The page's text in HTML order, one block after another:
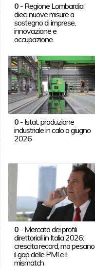
0- Regione Lombardia:
dieci nuove misure a
sostegno di imprese,
innovazione e
occupazione
0- Istat: produzione
industriale in calo a giugno
2026
0- Mercato dei profili
direttoriali in Italia 2026:
crescita record, ma pesano
il gap delle PMI e il
mismatch